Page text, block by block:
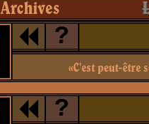
Archives
?
«C'est peut-être
?